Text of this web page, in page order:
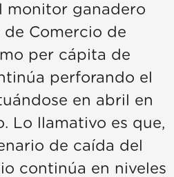
monitor ganadero
de Comercio de
per cápita de
perforando el
en abril en
Lo llamativo es que,
de caída del
continúa en niveles